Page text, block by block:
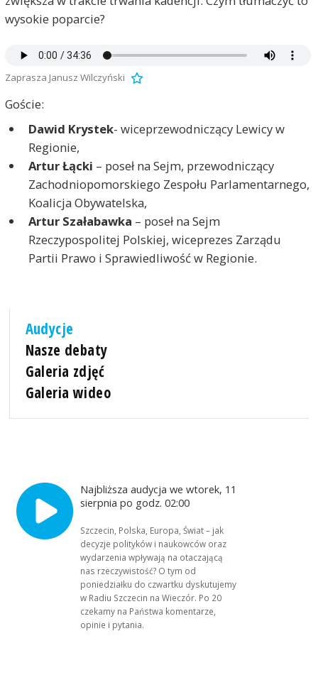
wysokie poparcie?
Zaprasza Janusz Wilczyński
Goście:
Dawid Krystek- wiceprzewodniczący Lewicy w
Regionie,
Artur Łącki – poseł na Sejm, przewodniczący
Zachodniopomorskiego Zespołu Parlamentarnego,
Koalicja Obywatelska,
Artur Szałabawka – poseł na Sejm
Rzeczypospolitej Polskiej, wiceprezes Zarządu
Partii Prawo i Sprawiedliwość w Regionie.
Audycje
Nasze debaty
Galeria zdjęć
Galeria wideo
Najbliższa audycja we wtorek, 11
sierpnia po godz. 02:00
Szczecin, Polska, Europa, Świat – jak
decyzje polityków i naukowców oraz
wydarzenia wpływają na otaczającą
nas rzeczywistość? O tym od
poniedziałku do czwartku dyskutujemy
w Radiu Szczecin na Wieczór. Po 20
czekamy na Państwa komentarze,
opinie i pytania.